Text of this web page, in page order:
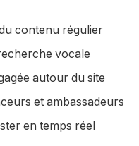
contenu régulier
vocale
autour du site
et ambassadeurs
en temps réel